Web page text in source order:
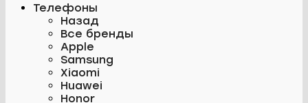
Телефоны
Назад
Все бренды
Apple
Samsung
Xiaomi
Huawei
Honor